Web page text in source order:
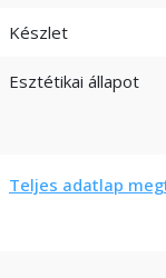
Készlet
Esztétikai állapot
Teljes adatlap